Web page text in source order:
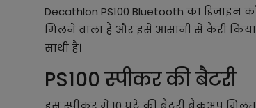
Decathlon PS100 Bluetooth का
मिलने वाला है और इसे आसानी से कैरी
साथी है।
PS100 स्पीकर की बैटरी